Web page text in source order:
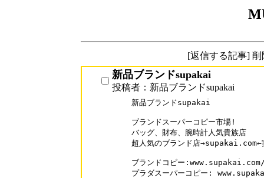
[返信する記事]
新品ブランドsupakai
投稿者：新品ブランドsupakai
新品ブランドsupakai
ブランドスーパーコピー市場!
バッグ、財布、腕時計人気貴族店
超人気のブランド店→supakai.com←
ブランドコピー
プラダスーパーコピー: